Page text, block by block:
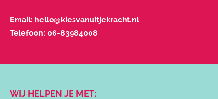
Email: hello@kiesvanuitjekracht.nl
Telefoon: 06-83984008
WIJ HELPEN JE MET: